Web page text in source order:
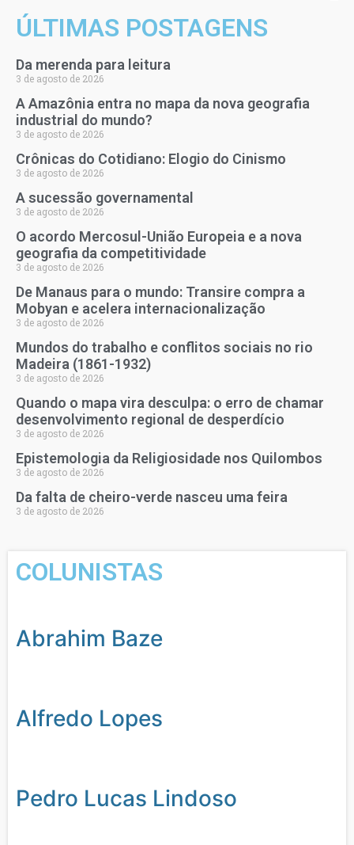
ÚLTIMAS POSTAGENS
Da merenda para leitura
3 de agosto de 2026
A Amazônia entra no mapa da nova geografia
industrial do mundo?
3 de agosto de 2026
Crônicas do Cotidiano: Elogio do Cinismo
3 de agosto de 2026
A sucessão governamental
3 de agosto de 2026
O acordo Mercosul-União Europeia e a nova
geografia da competitividade
3 de agosto de 2026
De Manaus para o mundo: Transire compra a
Mobyan e acelera internacionalização
3 de agosto de 2026
Mundos do trabalho e conflitos sociais no rio
Madeira (1861-1932)
3 de agosto de 2026
Quando o mapa vira desculpa: o erro de chamar
desenvolvimento regional de desperdício
3 de agosto de 2026
Epistemologia da Religiosidade nos Quilombos
3 de agosto de 2026
Da falta de cheiro-verde nasceu uma feira
3 de agosto de 2026
COLUNISTAS
Abrahim Baze
Alfredo Lopes
Pedro Lucas Lindoso